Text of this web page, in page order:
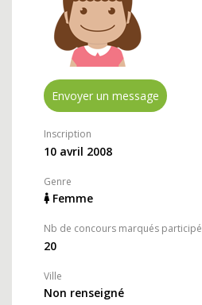
Envoyer un message
Inscription
10 avril 2008
Genre
Femme
Nb de concours marqués participé
20
Ville
Non renseigné